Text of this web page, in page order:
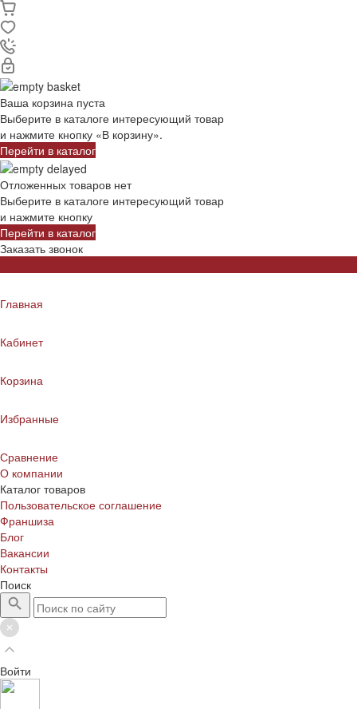
Ваша корзина пуста
Выберите в каталоге интересующий товар
и нажмите кнопку «В корзину».
Перейти в каталог
Отложенных товаров нет
Выберите в каталоге интересующий товар
и нажмите кнопку
Перейти в каталог
Заказать звонок
Главная
Кабинет
Корзина
Избранные
Сравнение
О компании
Каталог товаров
Пользовательское соглашение
Франшиза
Блог
Вакансии
Контакты
Поиск
Войти